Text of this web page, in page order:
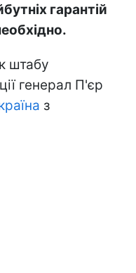
гарантій
штабу
генерал П'єр
з